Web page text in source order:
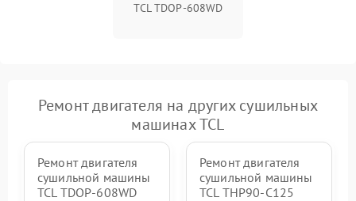
TCL TDOP-608WD
Ремонт двигателя на других сушильных
машинах TCL
Ремонт двигателя
сушильной машины
TCL TDOP-608WD
Ремонт двигателя
сушильной машины
TCL THP90-C125